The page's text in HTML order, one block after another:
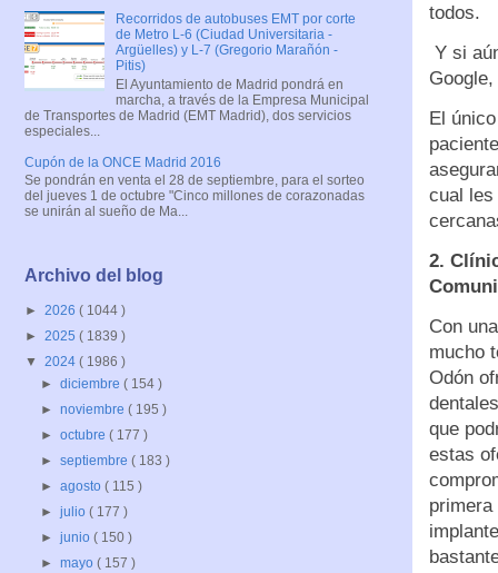
todos.
Y si
El
cual les
2.
Con
mucho
Odón
que
estas
primera
Recorridos de autobuses EMT por corte
de Metro L-6 (Ciudad Universitaria -
Argüelles) y L-7 (Gregorio Marañón -
Pitis)
El Ayuntamiento de Madrid pondrá en
marcha, a través de la Empresa Municipal
de Transportes de Madrid (EMT Madrid), dos servicios
especiales...
Cupón de la ONCE Madrid 2016
Se pondrán en venta el 28 de septiembre, para el sorteo
del jueves 1 de octubre "Cinco millones de corazonadas
se unirán al sueño de Ma...
Archivo del blog
► 2026 ( 1044 )
► 2025 ( 1839 )
▼ 2024 ( 1986 )
►diciembre( 154 )
►noviembre( 195 )
►octubre( 177 )
►septiembre( 183 )
►agosto( 115 )
►julio( 177 )
►junio( 150 )
►mayo( 157 )